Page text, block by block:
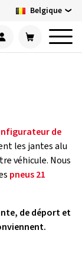
Belgique
de
les jantes alu
véhicule. Nous
pneus 21
de déport et